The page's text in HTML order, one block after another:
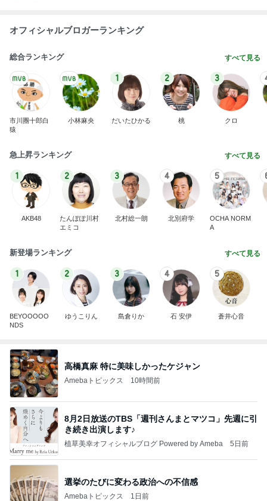
オフィシャルブロガーランキング
総合ランキング すべて見る
市川團十郎白
猿
小林麻央
1
だいたひかる
2
桃
3
クロ
急上昇ランキング すべて見る
1
AKB48
2
たんぽぽ川村
エミコ
3
北村総一朗
4
北別府学
5
OCHA NORM
A
新登場ランキング すべて見る
1
BEYOOOOO
NDS
2
ゆうこりん
3
島倉りか
4
石 安伊
5
蒼井心音
高橋真麻 特に美味しかったケジャン
Amebaトピックス 10時間前
8月2日放送のTBS「週刊さんまとマツコ」先週に引
き続き出演します♪
植草美幸オフィシャルブログ Powered by Ameba 5日前
選挙のたびに変わる政治への不信感
Amebaトピックス 1日前